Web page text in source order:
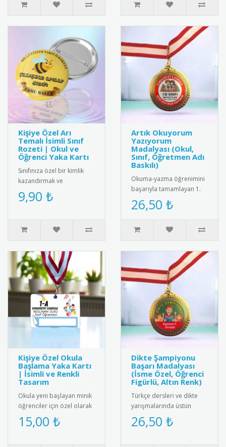
Kişiye Özel Arı
Temalı İsimli Sınıf
Rozeti | Okul ve
Öğrenci Yaka Kartı
Sınıfınıza özel bir kimlik
kazandırmak ve
öğrencilerinizi motive
etmek için harika bir yol!
9,90 ₺
Artık Okuyorum
Yazıyorum
Madalyası (Okul,
Sınıf, Öğretmen Adı
Baskılı)
Okuma-yazma öğrenimini
başarıyla tamamlayan 1.
sınıf öğrencilerini tebrik
etmek için tasarlanmış
öze..
26,50 ₺
Kişiye Özel Okula
Başlama Yaka Kartı
| İsimli ve Renkli
Tasarım
Okula yeni başlayan minik
öğrenciler için özel olarak
hazırlanan isimli yaka
kartları ile okula başl..
15,00 ₺
Dikte Şampiyonu
Başarı Madalyası
(İsme Özel, Öğrenci
Figürlü, Altın Renk)
Türkçe dersleri ve dikte
yarışmalarında üstün
başarı gösteren
öğrencilere özel,
26,50 ₺